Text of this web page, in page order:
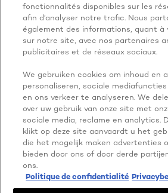
Paramètres des cookies
Politique de confidentialité
Mentions légales
Autorisations de contenu des utilisateurs
fonctionnalités disponibles sur les
afin d’analyser notre trafic. Nous
également des informations, quant à
sur notre site, avec nos partenaires
publicitaires et de réseaux sociaux.
We gebruiken cookies om inhoud en
personaliseren, sociale
en ons verkeer te analyseren. We
over uw gebruik van onze site met
sociale media, reclame en analytics.
klikt op deze site aanvaardt u het
die het mogelijk maken advertenties
bieden door ons of door derde
ons.
Politique de confidentialité